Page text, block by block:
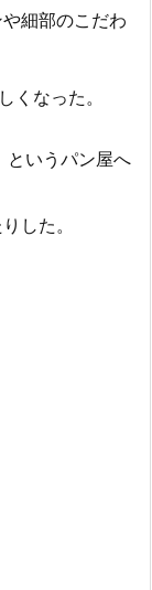
細部のこだわ
くなった。
というパン屋へ
した。